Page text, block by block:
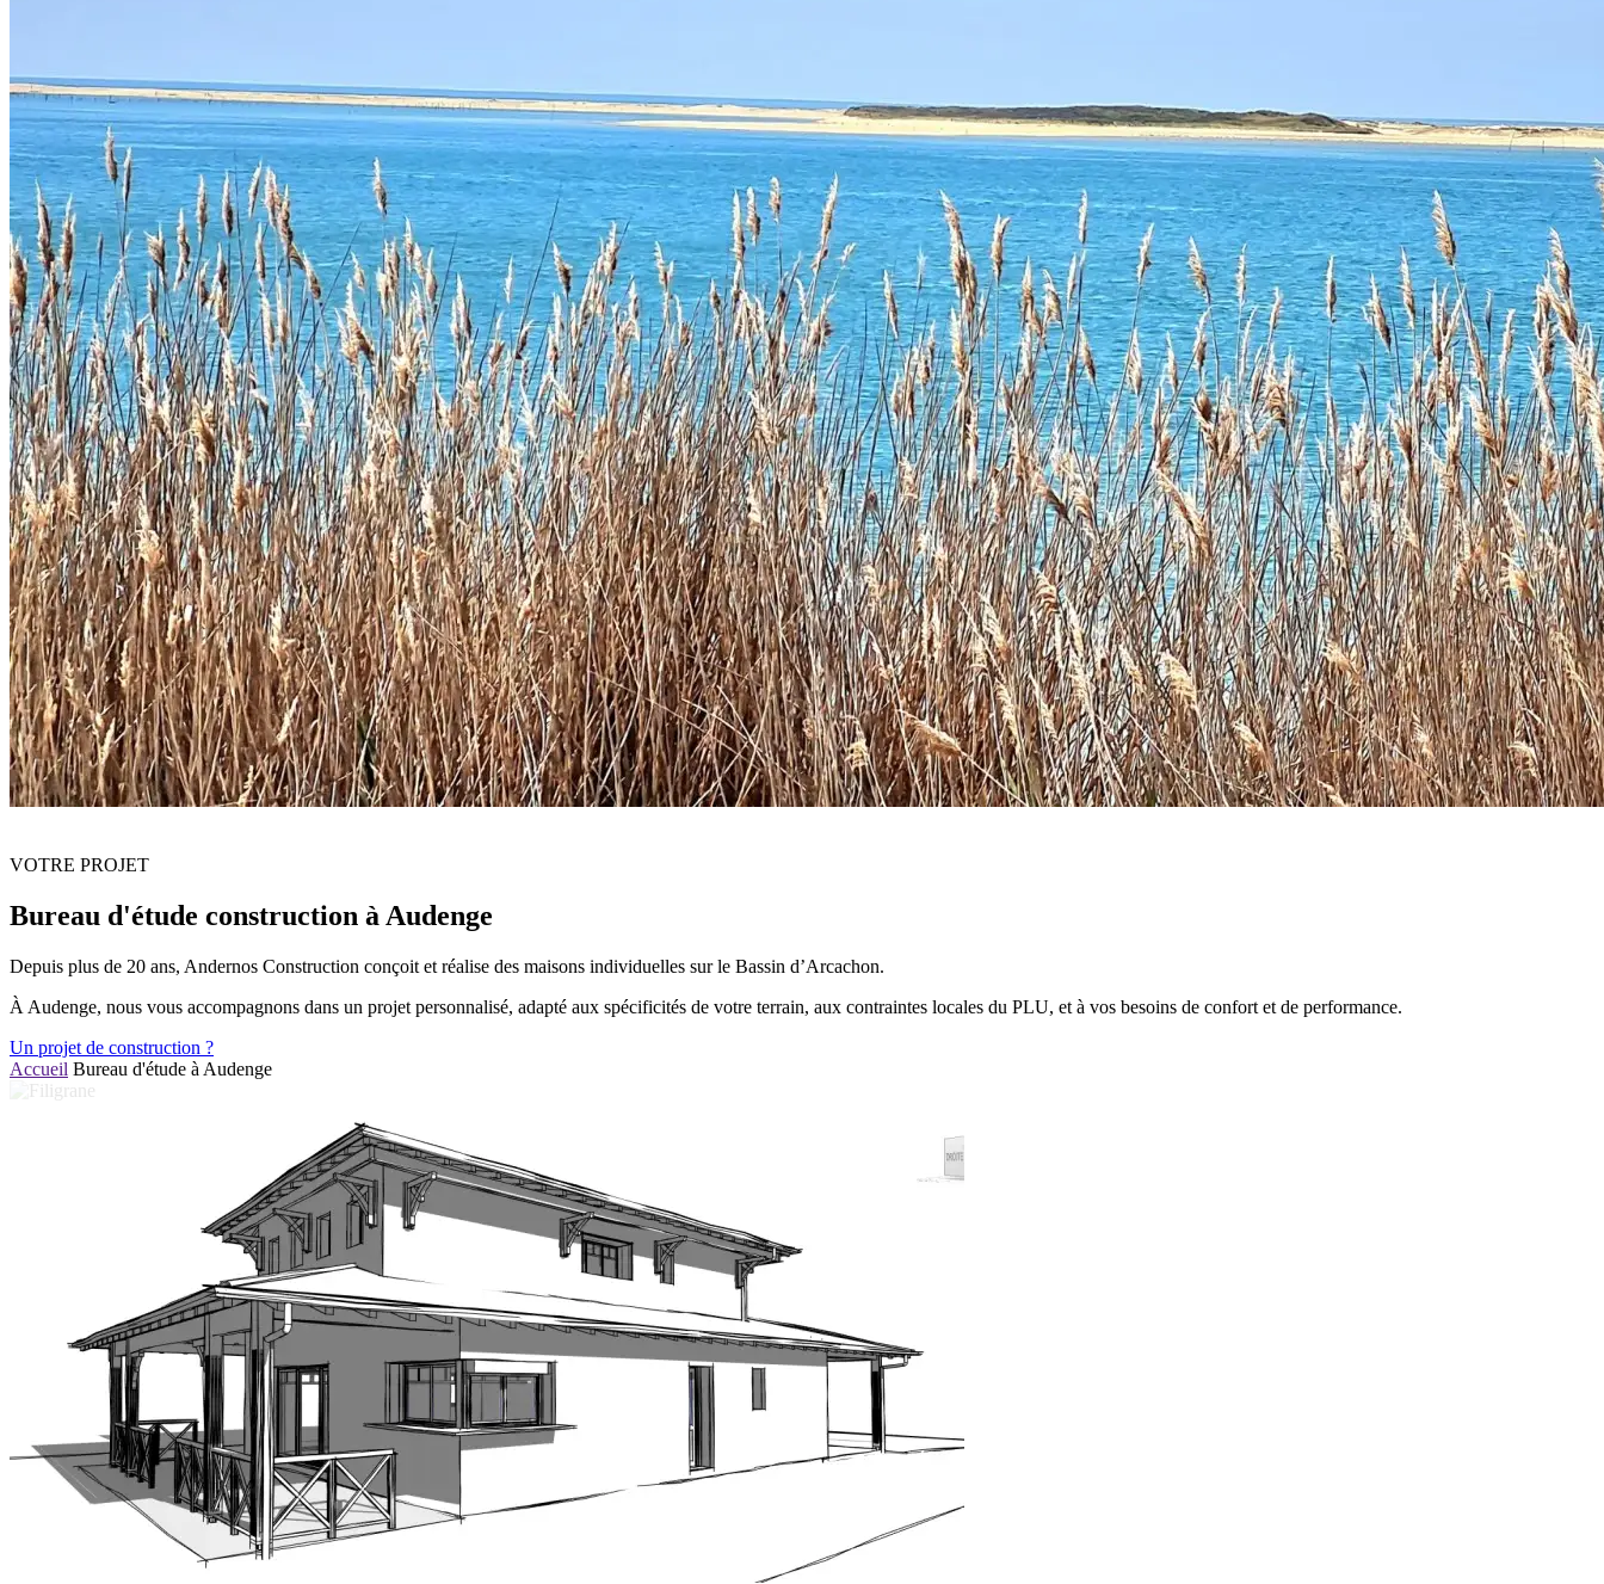
VOTRE PROJET
Bureau d'étude construction à Audenge
Depuis plus de 20 ans, Andernos Construction conçoit et réalise des maisons individuelles sur le Bassin d’Arcachon.
À Audenge, nous vous accompagnons dans un projet personnalisé, adapté aux spécificités de votre terrain, aux contraintes locales du PLU, et à vos besoins de confort et de performance.
Un projet de construction ?
Accueil Bureau d'étude à Audenge